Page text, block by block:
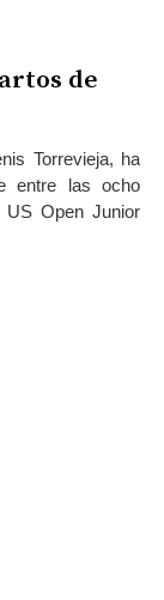
de
Torrevieja, ha
entre las ocho
US Open Junior